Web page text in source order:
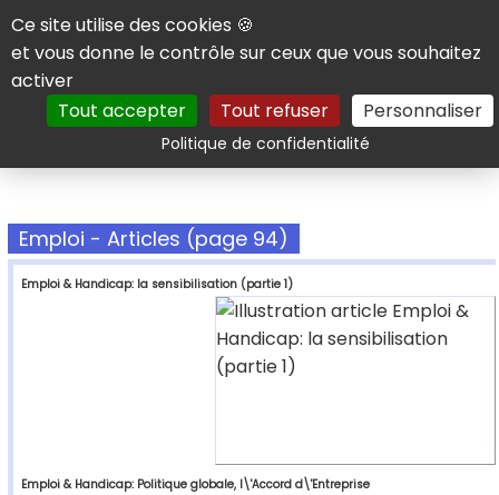
Panneau de gestion des cookies
Ce site utilise des cookies 🍪
et vous donne le contrôle sur ceux que vous souhaitez
activer
Tout accepter
Tout refuser Personnaliser
Politique de confidentialitéRechercher
Emploi - Articles (page 94)
Emploi & Handicap: la sensibilisation (partie 1)
Emploi & Handicap: Politique globale, l\'Accord d\'Entreprise